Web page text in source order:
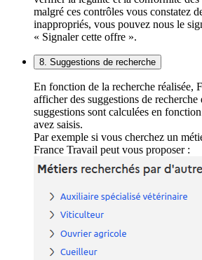
malgré ces contrôles vous constatez
inappropriés, vous pouvez nous le
« Signaler cette offre ».
8. Suggestions de recherche
En fonction de la recherche réalisée,
afficher des suggestions de recherche
suggestions sont calculées en
avez saisis.
Par exemple si vous cherchez un
France Travail peut vous proposer :